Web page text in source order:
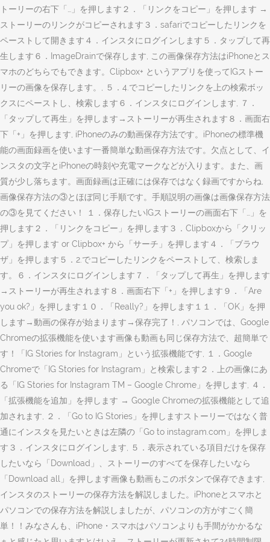
トーリーの右下「…」を押します２．「リンクをコピー」を押します →
ストーリーのリンクがコピーされます３．safariでコピーしたリンクを
ペーストして開きます４．インスタにログインします５．タップして再
生します６．ImageDrainで保存します, この画像保存方法はiPhoneとス
マホのどちらでもできます。Clipbox+ というアプリを使ってIGストー
リーの画像を保存します。, ５．4.でコピーしたリンクを上の検索ボッ
クスにペーストし、検索します６．インスタにログインします, ７．
「タップして再生」を押します→ストーリーが再生されます８．画面右
下「+」を押します, iPhoneのみの動画保存方法です。iPhoneの標準機
能の画面録画を使います一番簡単な動画保存方法です。欠点として、イ
ンスタの文字とiPhoneの時刻や充電マークなどが入ります。また、画
質が少し落ちます。画面録画は正確には保存ではなく録画ですからね,
画像保存方法の③とほぼ同じ手順です。手順説明の画像は画像保存方法
の③を見てください！ １．保存したいIGストーリーの画面右下「…」を
押します２．「リンクをコピー」を押します３．Clipboxから「クリッ
プ」を押します or Clipbox+ から「サーチ」を押します４．「ブラウ
ザ」を押します５．2.でコピーしたリンクをペーストして、検索しま
す。６．インスタにログインします７．「タップして再生」を押します
→ストーリーが再生されます８．画面右下「+」を押します９．「Are
you ok?」を押します１０．「Really?」を押します１１．「OK」を押
します→動画の保存が始まります→保存完了！, パソコンでは、Google
Chromeの拡張機能を使います画像も動画も同じ保存方法で、超簡単で
す！「IG Stories for Instagram」という拡張機能です, １．Google
Chromeで「IG Stories for Instagram」と検索します２．上の画像にあ
る「IG Stories for Instagram TM – Google Chrome」を押します, ４．
「拡張機能を追加」を押します → Google Chromeの拡張機能として追
加されます, ２．「Go to IG Stories」を押しますストーリーではなく普
通にインスタを見たいときは左隣の「Go to instagram.com」を押しま
す３．インスタにログインします, ５．表示されている項目だけを保存
したいなら「Download」、ストーリーのすべてを保存したいなら
「Download all」を押します画像も動画もこのボタンで保存できます,
インスタのストーリーの保存方法を解説しました。iPhoneとスマホと
パソコンでの保存方法を解説しましたが、パソコンの方がすごく簡
単！！みなさんも、iPhone・スマホはパソコンよりも手間がかかるな